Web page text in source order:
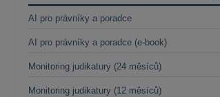
AI pro právníky a poradce
AI pro právníky a poradce (e-book)
Monitoring judikatury (24 měsíců)
Monitoring judikatury (12 měsíců)